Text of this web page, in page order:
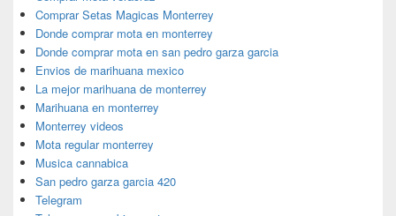
Comprar Setas Magicas Monterrey
Donde comprar mota en monterrey
Donde comprar mota en san pedro garza garcia
Envios de marihuana mexico
La mejor marihuana de monterrey
Marihuana en monterrey
Monterrey videos
Mota regular monterrey
Musica cannabica
San pedro garza garcia 420
Telegram